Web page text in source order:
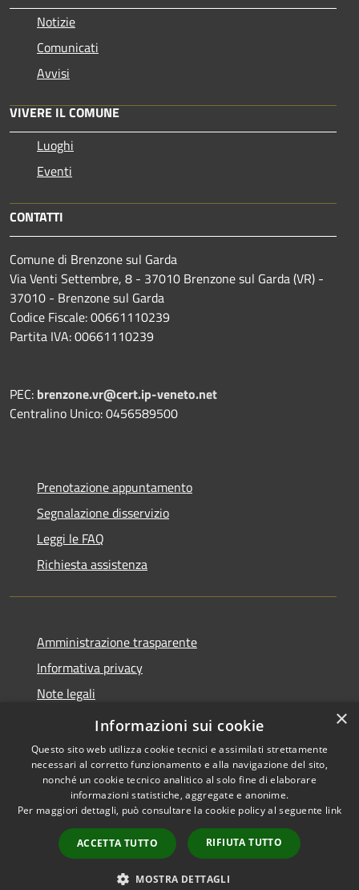
Notizie
Comunicati
Avvisi
VIVERE IL COMUNE
Luoghi
Eventi
CONTATTI
Comune di Brenzone sul Garda
Via Venti Settembre, 8 - 37010 Brenzone sul Garda (VR) -
37010 - Brenzone sul Garda
Codice Fiscale: 00661110239
Partita IVA: 00661110239
PEC: brenzone.vr@cert.ip-veneto.net
Centralino Unico: 0456589500
Prenotazione appuntamento
Segnalazione disservizio
Leggi le FAQ
Richiesta assistenza
Amministrazione trasparente
Informativa privacy
Note legali
Dichiarazione di accessibilità
Accessibilità
Copyright © 2026 • Comune di
Brenzone sul Garda • Powered
byMunicipium
Accesso
redazione
×
Informazioni sui cookie
Questo sito web utilizza cookie tecnici e assimilati strettamente
necessari al corretto funzionamento e alla navigazione del sito,
nonché un cookie tecnico analitico al solo fine di elaborare
informazioni statistiche, aggregate e anonime.
Per maggiori dettagli, può consultare la cookie policy al seguente link
ACCETTA TUTTO RIFIUTA TUTTO
MOSTRA DETTAGLI